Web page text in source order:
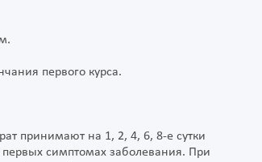
первого курса.
принимают на 1, 2, 4, 6, 8-е сутки
симптомах заболевания. При